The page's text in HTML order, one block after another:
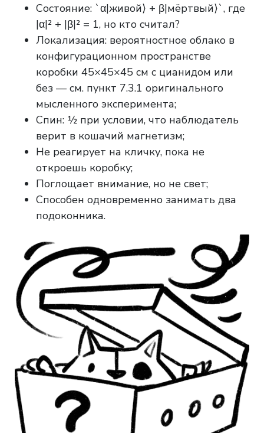
Состояние: `α|живой⟩ + β|мёртвый⟩`, где
|α|² + |β|² = 1, но кто считал?
Локализация: вероятностное облако в
конфигурационном пространстве
коробки 45×45×45 см с цианидом или
без — см. пункт 7.3.1 оригинального
мысленного эксперимента;
Спин: ½ при условии, что наблюдатель
верит в кошачий магнетизм;
Не реагирует на кличку, пока не
откроешь коробку;
Поглощает внимание, но не свет;
Способен одновременно занимать два
подоконника.